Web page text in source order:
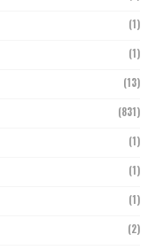
(1)
(1)
(13)
(831)
(1)
(1)
(1)
(2)